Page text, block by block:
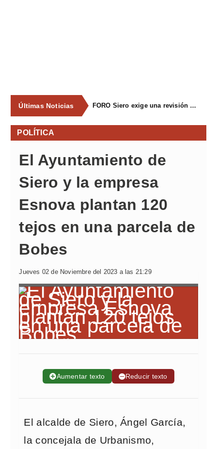
Últimas Noticias FORO Siero exige una revisión integral del servicio de recogida de residuos para acabar con los contenedores desbordados y la imagen de abandono del concejo
POLÍTICA
El Ayuntamiento de
Siero y la empresa
Esnova plantan 120
tejos en una parcela de
Bobes
Jueves 02 de Noviembre del 2023 a las 21:29
➕Aumentar texto ➖Reducir texto
El alcalde de Siero, Ángel García,
la concejala de Urbanismo,